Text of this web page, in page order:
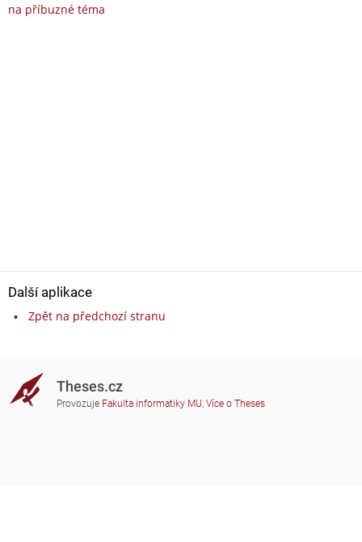
na příbuzné téma
Další aplikace
Zpět na předchozí stranu
Theses.cz
Provozuje Fakulta informatiky MU, Více o Theses